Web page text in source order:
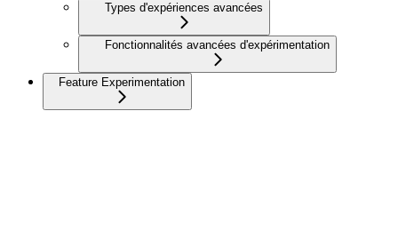
Types d'expériences avancées
Fonctionnalités avancées d'expérimentation
Feature Experimentation